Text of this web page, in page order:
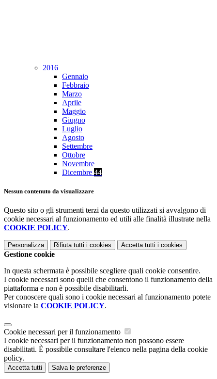
2016
Gennaio
Febbraio
Marzo
Aprile
Maggio
Giugno
Luglio
Agosto
Settembre
Ottobre
Novembre
Dicembre 44
Nessun contenuto da visualizzare
Questo sito o gli strumenti terzi da questo utilizzati si avvalgono di
cookie necessari al funzionamento ed utili alle finalità illustrate nella
COOKIE POLICY.
Personalizza Rifiuta tutti i cookies Accetta tutti i cookies
Gestione cookie
In questa schermata è possibile scegliere quali cookie consentire.
I cookie necessari sono quelli che consentono il funzionamento della
piattaforma e non è possibile disabilitarli.
Per conoscere quali sono i cookie necessari al funzionamento potete
visionare la COOKIE POLICY.
Cookie necessari per il funzionamento
I cookie necessari per il funzionamento non possono essere
disabilitati. È possibile consultare l'elenco nella pagina della cookie
policy.
Accetta tutti Salva le preferenze